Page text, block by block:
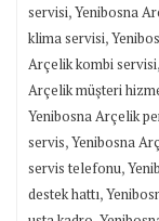
servisi,Yenibosna
klima servisi,
Arçelik kombi servisi,
Arçelik müşteri
Yenibosna Arçelik
servis,Yenibosna
servis telefonu,
destek hattı,